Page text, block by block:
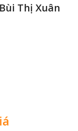
Thị Xuân